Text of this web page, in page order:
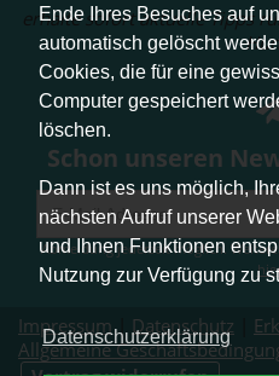
Ende Ihres Besuches auf
automatisch gelöscht
Cookies, die für eine
Computer gespeichert
löschen.
Dann ist es uns möglich,
nächsten Aufruf unserer
und Ihnen Funktionen
Nutzung zur Verfügung zu
Datenschutzerklärung
erhalte sofort aktuelle Tipps
Schon unseren
Abmeldung jederzeit möglich.
Impressum| Datenschutz
Allgemeine